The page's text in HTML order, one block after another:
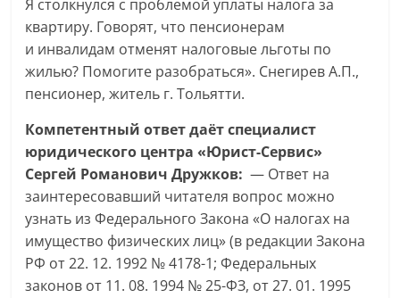
Я столкнулся с проблемой уплаты налога за
квартиру. Говорят, что пенсионерам
и инвалидам отменят налоговые льготы по
жилью? Помогите разобраться». Снегирев А.П.,
пенсионер, житель г. Тольятти.
Компетентный ответ даёт специалист
юридического центра «Юрист-Сервис»
Сергей Романович Дружков: — Ответ на
заинтересовавший читателя вопрос можно
узнать из Федерального Закона «О налогах на
имущество физических лиц» (в редакции Закона
РФ от 22. 12. 1992 № 4178-1; Федеральных
законов от 11. 08. 1994 № 25-ФЗ, от 27. 01. 1995